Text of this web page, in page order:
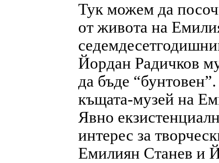
Тук можем да
от живота на
Йордан Радичков
да бъде
къщата-музей на
Явно
интерес за
Емилиян Станев и